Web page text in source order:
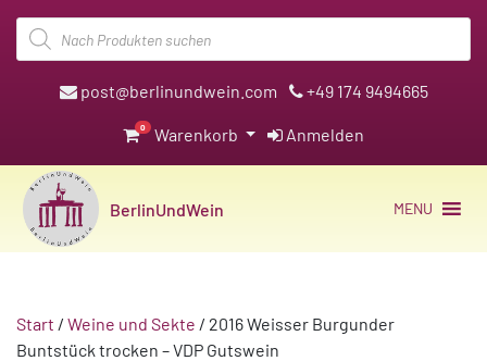
Products
search
post@berlinundwein.com +49 174 9494665
0 Warenkorb Anmelden
BerlinUndWein MENU
Start / Weine und Sekte / 2016 Weisser Burgunder
Buntstück trocken – VDP Gutswein